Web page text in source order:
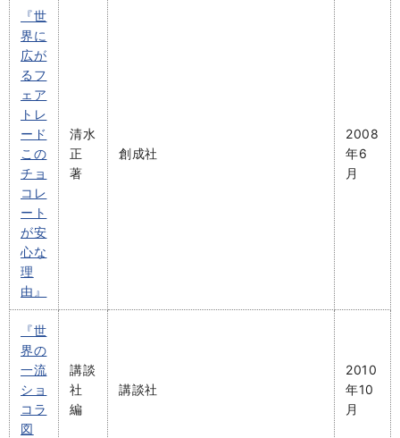
『世
界に
広が
るフ
ェア
トレ
ード
この
チョ
コレ
ート
が安
心な
理
由』
清水
正
著
創成社
2008
年6
月
『世
界の
一流
ショ
コラ
図
講談
社
編
講談社
2010
年10
月